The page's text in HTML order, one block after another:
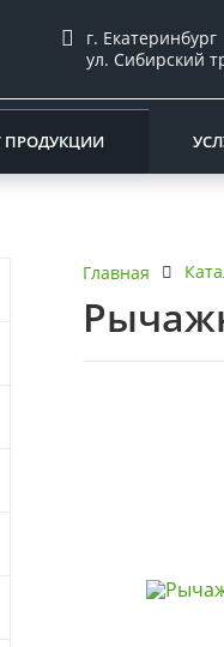
г. Екатеринбург
ул. Сибирский
ПРОДУКЦИИ
Главная